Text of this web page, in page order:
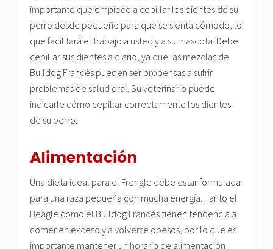
importante que empiece a cepillar los dientes de su
perro desde pequeño para que se sienta cómodo, lo
que facilitará el trabajo a usted y a su mascota. Debe
cepillar sus dientes a diario, ya que las mezclas de
Bulldog Francés pueden ser propensas a sufrir
problemas de salud oral. Su veterinario puede
indicarle cómo cepillar correctamente los dientes
de su perro.
Alimentación
Una dieta ideal para el Frengle debe estar formulada
para una raza pequeña con mucha energía. Tanto el
Beagle como el Bulldog Francés tienen tendencia a
comer en exceso y a volverse obesos, por lo que es
importante mantener un horario de alimentación